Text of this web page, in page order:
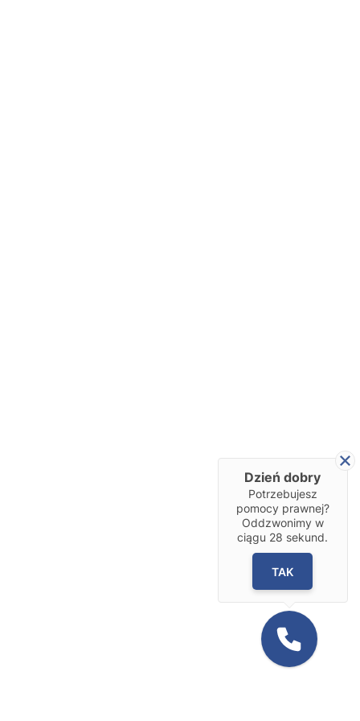
Dzień dobry
Potrzebujesz
pomocy prawnej?
Oddzwonimy w
ciągu 28 sekund.
TAK